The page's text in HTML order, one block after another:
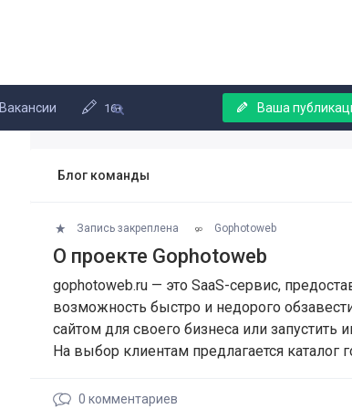
Вакансии Ваша
16+
Блог команды
Запись закреплена Gophotoweb
О проекте Gophotoweb
gophotoweb.ru — это SaaS-сервис,
возможность быстро и недорого
сайтом для своего бизнеса или запустить
На выбор клиентам предлагается каталог
0 комментариев